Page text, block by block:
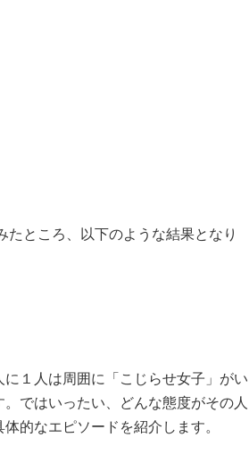
ところ、以下のような結果となり
１人は周囲に「こじらせ女子」がい
ではいったい、どんな態度がその人
的なエピソードを紹介します。